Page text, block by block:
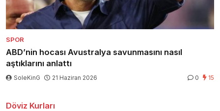
SPOR
ABD’nin hocası Avustralya savunmasını nasıl
aştıklarını anlattı
SoleKinG 21 Haziran 2026 0 15
Döviz Kurları